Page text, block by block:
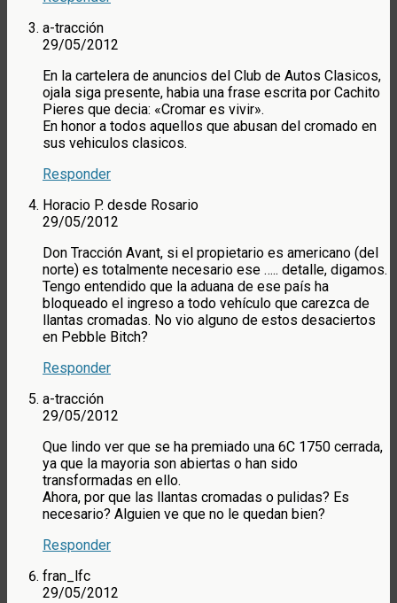
a-tracción
29/05/2012
En la cartelera de anuncios del Club de Autos Clasicos,
ojala siga presente, habia una frase escrita por Cachito
Pieres que decia: «Cromar es vivir».
En honor a todos aquellos que abusan del cromado en
sus vehiculos clasicos.
Responder
Horacio P. desde Rosario
29/05/2012
Don Tracción Avant, si el propietario es americano (del
norte) es totalmente necesario ese ….. detalle, digamos.
Tengo entendido que la aduana de ese país ha
bloqueado el ingreso a todo vehículo que carezca de
llantas cromadas. No vio alguno de estos desaciertos
en Pebble Bitch?
Responder
a-tracción
29/05/2012
Que lindo ver que se ha premiado una 6C 1750 cerrada,
ya que la mayoria son abiertas o han sido
transformadas en ello.
Ahora, por que las llantas cromadas o pulidas? Es
necesario? Alguien ve que no le quedan bien?
Responder
fran_lfc
29/05/2012